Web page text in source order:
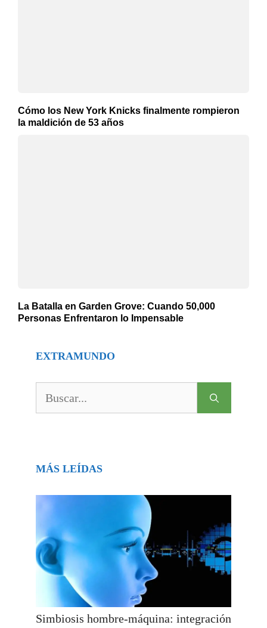
Cómo los New York Knicks finalmente rompieron
la maldición de 53 años
La Batalla en Garden Grove: Cuando 50,000
Personas Enfrentaron lo Impensable
EXTRAMUNDO
MÁS LEÍDAS
Simbiosis hombre-máquina: integración